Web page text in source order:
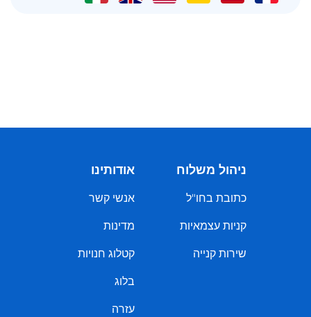
ניהול משלוח
כתובת בחו"ל
קניות עצמאיות
שירות קנייה
אודותינו
אנשי קשר
מדינות
קטלוג חנויות
בלוג
עזרה